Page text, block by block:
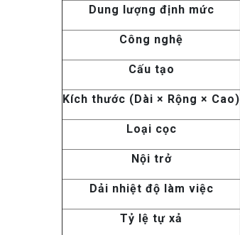
Dung lượng định mức
Công nghệ
Cấu tạo
Kích thước (Dài × Rộng × Cao)
Loại cọc
Nội trở
Dải nhiệt độ làm việc
Tỷ lệ tự xả